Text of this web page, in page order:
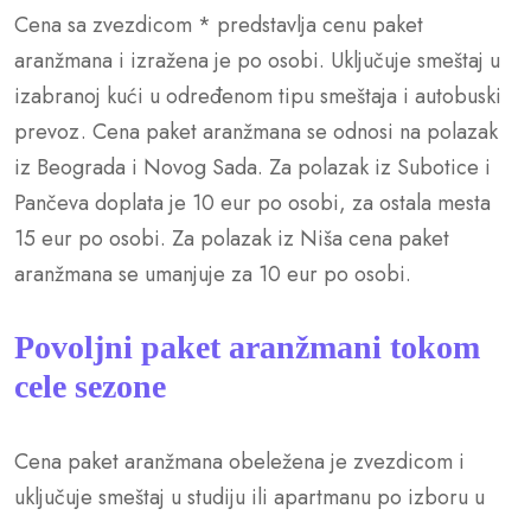
Cena sa zvezdicom * predstavlja cenu paket
aranžmana i izražena je po osobi. Uključuje smeštaj u
izabranoj kući u određenom tipu smeštaja i autobuski
prevoz. Cena paket aranžmana se odnosi na polazak
iz Beograda i Novog Sada. Za polazak iz Subotice i
Pančeva doplata je 10 eur po osobi, za ostala mesta
15 eur po osobi. Za polazak iz Niša cena paket
aranžmana se umanjuje za 10 eur po osobi.
Povoljni paket aranžmani tokom
cele sezone
Cena paket aranžmana obeležena je zvezdicom i
uključuje smeštaj u studiju ili apartmanu po izboru u